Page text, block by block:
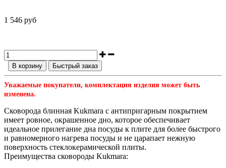
1 546 руб
В корзину Быстрый заказ
Уважаемые покупатели, комплектация изделия может быть
изменена.
Сковорода блинная Kukmara с антипригарным покрытием
имеет ровное, окрашенное дно, которое обеспечивает
идеальное прилегание дна посуды к плите для более быстрого
и равномерного нагрева посуды и не царапает нежную
поверхность стеклокерамической плиты.
Преимущества сковороды Kukmara: